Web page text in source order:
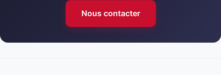
Nous contacter